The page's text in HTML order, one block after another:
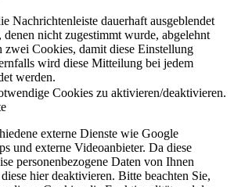
Nachrichtenleiste dauerhaft ausgeblendet
nicht zugestimmt wurde, abgelehnt
zwei Cookies, damit diese Einstellung
wird diese Mitteilung bei jedem
werden.
Cookies zu aktivieren/deaktivieren.
externe Dienste wie Google
und externe Videoanbieter. Da diese
personenbezogene Daten von Ihnen
hier deaktivieren. Bitte beachten Sie,